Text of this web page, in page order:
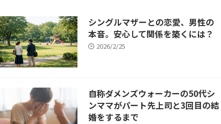
中高年の恋愛・結婚お役立ちコラム
お悩み相談
実録体験談
中高年恋愛
恋愛HOW TO
アラフィフシリーズ
R50恋愛小説
YouTubeコンテンツ
シングルマザーとの恋愛、男性の
本音。安心して関係を築くには？
2026/2/25
自称ダメンズウォーカーの50代シ
ンママがパート先上司と3回目の結
婚をするまで